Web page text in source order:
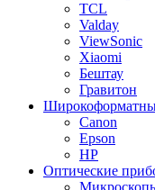
TCL
Valday
ViewSonic
Xiaomi
Бештау
Гравитон
Canon
Epson
HP
Оптические